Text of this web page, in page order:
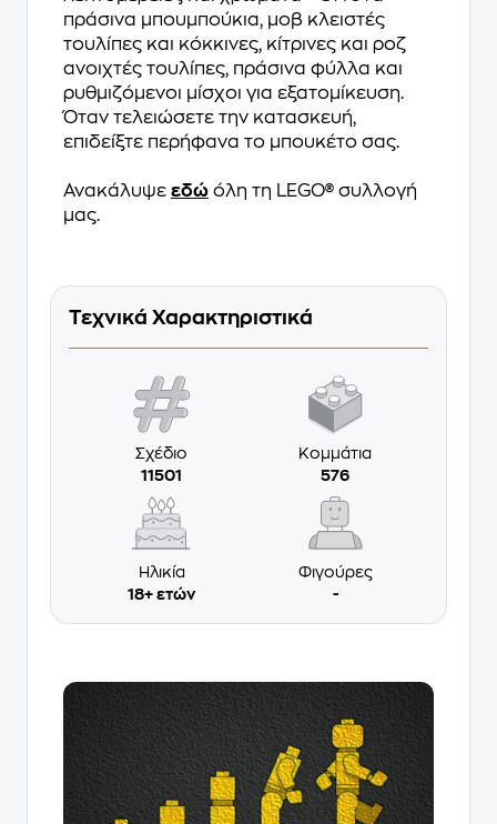
πράσινα μπουμπούκια, μοβ κλειστές
τουλίπες και κόκκινες, κίτρινες και ροζ
ανοιχτές τουλίπες, πράσινα φύλλα και
ρυθμιζόμενοι μίσχοι για εξατομίκευση.
Όταν τελειώσετε την κατασκευή,
επιδείξτε περήφανα το μπουκέτο σας.
Ανακάλυψε εδώ όλη τη LEGO® συλλογή
μας.
Τεχνικά Χαρακτηριστικά
Σχέδιο
11501
Κομμάτια
576
Ηλικία
18+ ετών
Φιγούρες
-